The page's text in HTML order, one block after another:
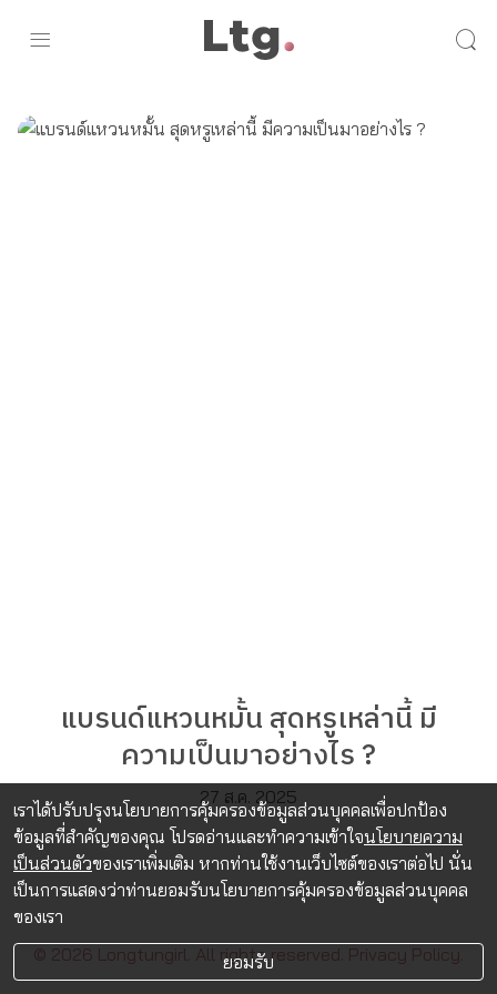
แบรนด์แหวนหมั้น สุดหรูเหล่านี้ มี
ความเป็นมาอย่างไร ?
27 ส.ค. 2025
© 2026 Longtungirl. All rights reserved. Privacy Policy.
เราได้ปรับปรุงนโยบายการคุ้มครองข้อมูลส่วนบุคคลเพื่อปกป้อง
ข้อมูลที่สำคัญของคุณ โปรดอ่านและทำความเข้าใจนโยบายความ
เป็นส่วนตัวของเราเพิ่มเติม หากท่านใช้งานเว็บไซต์ของเราต่อไป นั่น
เป็นการแสดงว่าท่านยอมรับนโยบายการคุ้มครองข้อมูลส่วนบุคคล
ของเรา
ยอมรับ